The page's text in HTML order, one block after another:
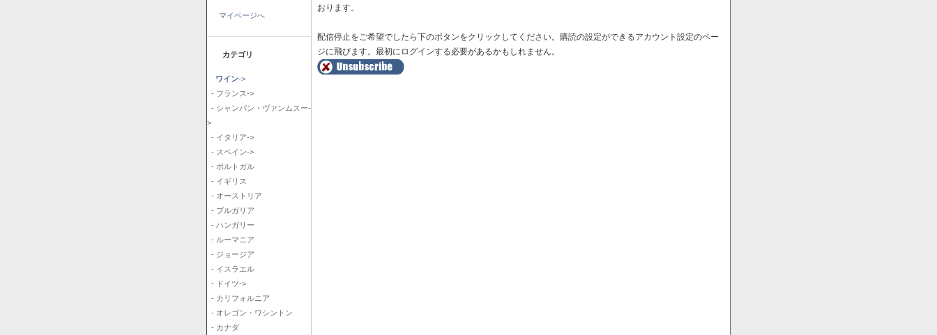
マイページへ
カテゴリ
ワイン->
- フランス->
- シャンパン・ヴァンムスー-
>
- イタリア->
- スペイン->
- ポルトガル
- イギリス
- オーストリア
- ブルガリア
- ハンガリー
- ルーマニア
- ジョージア
- イスラエル
- ドイツ->
- カリフォルニア
- オレゴン・ワシントン
- カナダ
おります。
配信停止をご希望でしたら下のボタンをクリックしてください。購読の設定ができるアカウント設定のペー
ジに飛びます。最初にログインする必要があるかもしれません。